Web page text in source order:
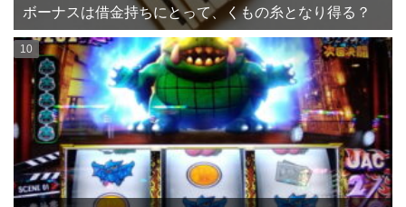
ボーナスは借金持ちにとって、くもの糸となり得る？